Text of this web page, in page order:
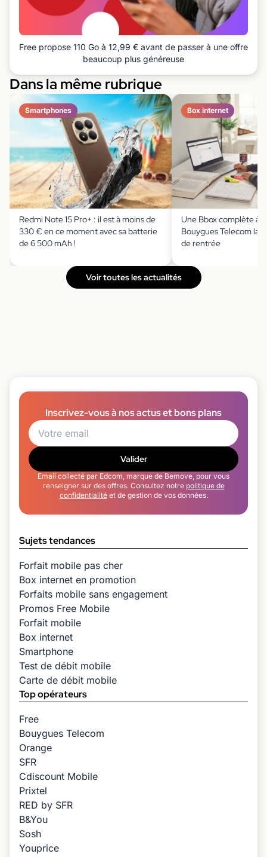
Free propose 110 Go à 12,99 € avant de passer à une offre
beaucoup plus généreuse
Dans la même rubrique
Smartphones
Redmi Note 15 Pro+ : il est à moins de
330 € en ce moment avec sa batterie
de 6 500 mAh !
Box internet
Une Bbox complète à
Bouygues Telecom
de rentrée
Voir toutes les actualités
Inscrivez-vous à nos actus et bons plans
Valider
Email collecté par Edcom, marque de Bemove, pour vous
renseigner sur des offres. Consultez notre politique de
confidentialitéet de gestion de vos données.
Sujets tendances
Forfait mobile pas cher
Box internet en promotion
Forfaits mobile sans engagement
Promos Free Mobile
Forfait mobile
Box internet
Smartphone
Test de débit mobile
Carte de débit mobile
Top opérateurs
Free
Bouygues Telecom
Orange
SFR
Cdiscount Mobile
Prixtel
RED by SFR
B&You
Sosh
Youprice